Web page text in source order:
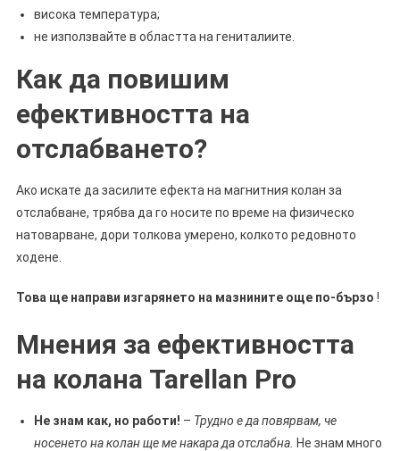
висока температура;
не използвайте в областта на гениталиите.
Как да повишим
ефективността на
отслабването?
Ако искате да засилите ефекта на магнитния колан за
отслабване, трябва да го носите по време на физическо
натоварване, дори толкова умерено, колкото редовното
ходене.
Това ще направи изгарянето на мазнините още по-бързо !
Мнения за ефективността
на колана Tarellan Pro
Не знам как, но работи! – Трудно е да повярвам, че
носенето на колан ще ме накара да отслабна. Не знам много